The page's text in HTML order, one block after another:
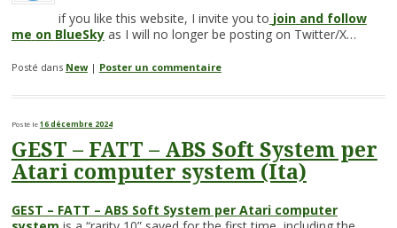
if you like this website, I invite you to joinand follow
me on BlueSky as I will no longer be posting on Twitter/X…
Posté dans New | Poster un commentaire
Posté le16 décembre 2024
GEST – FATT – ABS Soft System per
Atari computer system (Ita)
GEST – FATT – ABS Soft System per Atari computer